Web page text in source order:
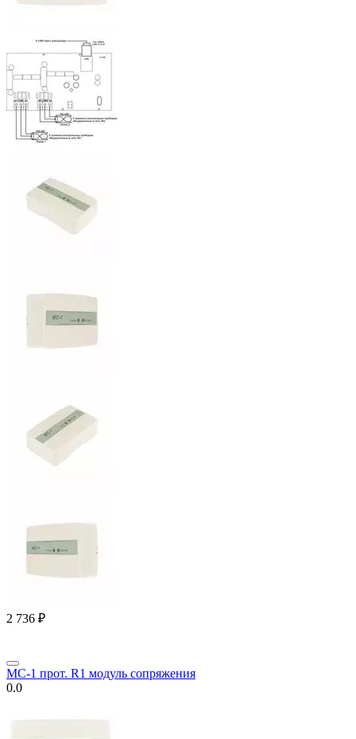
2 736 ₽
МС-1 прот. R1 модуль сопряжения
0.0